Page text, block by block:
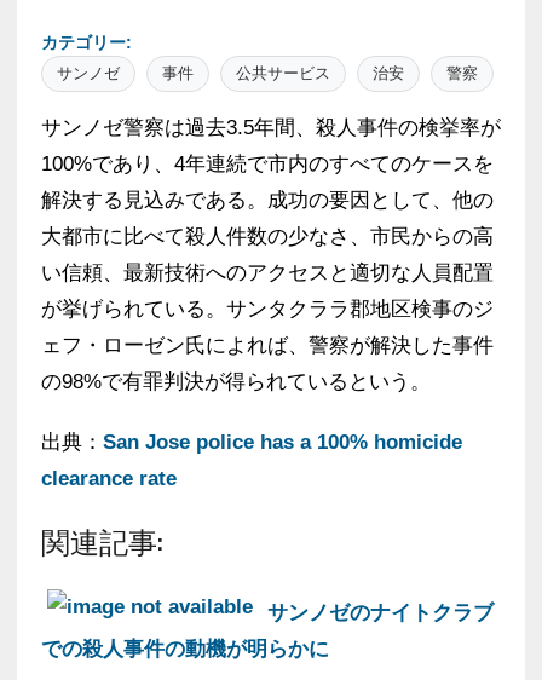
カテゴリー:
サンノゼ 事件 公共サービス 治安 警察
サンノゼ警察は過去3.5年間、殺人事件の検挙率が
100%であり、4年連続で市内のすべてのケースを
解決する見込みである。成功の要因として、他の
大都市に比べて殺人件数の少なさ、市民からの高
い信頼、最新技術へのアクセスと適切な人員配置
が挙げられている。サンタクララ郡地区検事のジ
ェフ・ローゼン氏によれば、警察が解決した事件
の98%で有罪判決が得られているという。
出典： San Jose police has a 100% homicide
clearance rate
関連記事:
サンノゼのナイトクラブ
での殺人事件の動機が明らかに